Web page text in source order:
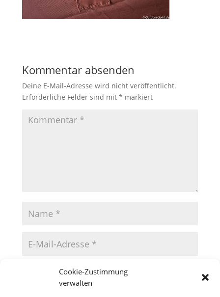
Cookie-Zustimmung
verwalten
Kommentar absenden
Deine E-Mail-Adresse wird nicht veröffentlicht.
Erforderliche Felder sind mit * markiert